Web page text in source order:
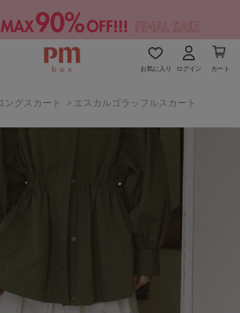
お気に入り ログイン カート
ングスカート > エスカルゴラッフルスカート